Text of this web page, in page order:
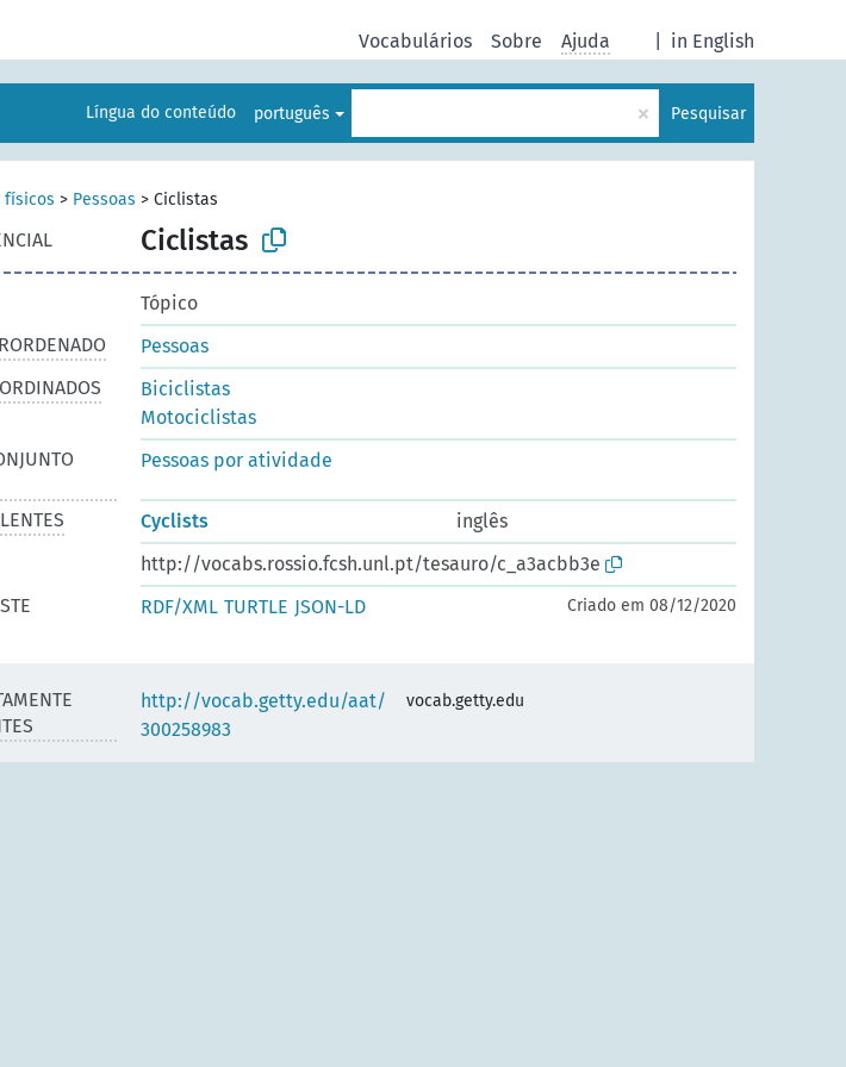
in English
Vocabulários Sobre Ajuda
Língua do conteúdo português × Pesquisar
físicos > Pessoas > Ciclistas
Ciclistas
Tópico
Pessoas
Biciclistas
Motociclistas
Pessoas por atividade
Cyclists
inglês
http://vocabs.rossio.fcsh.unl.pt/tesauro/c_a3acbb3e
RDF/XML TURTLE JSON-LD Criado em 08/12/2020
http://vocab.getty.edu/aat/
300258983
vocab.getty.edu